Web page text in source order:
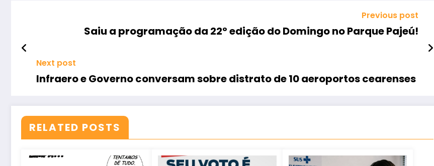
Previous post
Saiu a programação da 22º edição do Domingo no Parque Pajeú!
Next post
Infraero e Governo conversam sobre distrato de 10 aeroportos cearenses
RELATED POSTS